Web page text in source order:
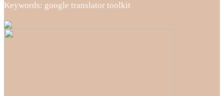
Keywords: google translator toolkit